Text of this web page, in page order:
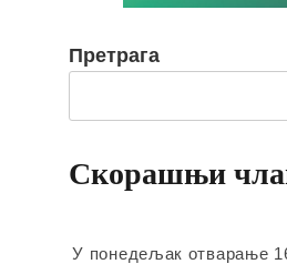
Претрага
Скорашњи
У понедељак отварање